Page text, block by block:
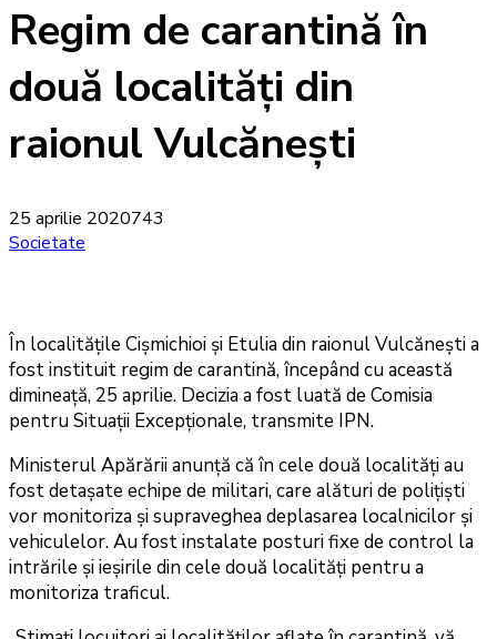
Regim de carantină în
două localități din
raionul Vulcănești
25 aprilie 2020743
Societate
În localitățile Cișmichioi și Etulia din raionul Vulcănești a
fost instituit regim de carantină, începând cu această
dimineață, 25 aprilie. Decizia a fost luată de Comisia
pentru Situații Excepționale, transmite IPN.
Ministerul Apărării anunță că în cele două localități au
fost detașate echipe de militari, care alături de polițiști
vor monitoriza și supraveghea deplasarea localnicilor și
vehiculelor. Au fost instalate posturi fixe de control la
intrările și ieșirile din cele două localități pentru a
monitoriza traficul.